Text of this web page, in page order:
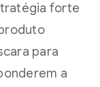
forte
para
a